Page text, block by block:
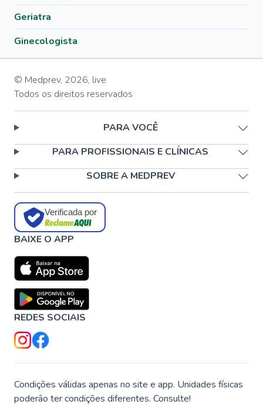
Geriatra
Ginecologista
© Medprev, 2026, live
Todos os direitos reservados
PARA VOCÊ
PARA PROFISSIONAIS E CLÍNICAS
SOBRE A MEDPREV
Verificada por
BAIXE O APP
REDES SOCIAIS
Condições válidas apenas no site e app. Unidades físicas
poderão ter condições diferentes. Consulte!